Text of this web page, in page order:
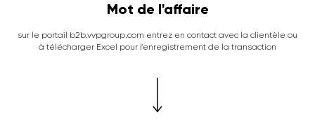
Mot de l'affaire
sur le portail b2b.vvpgroup.com entrez en contact avec la clientèle ou
à télécharger Excel pour l'enregistrement de la transaction